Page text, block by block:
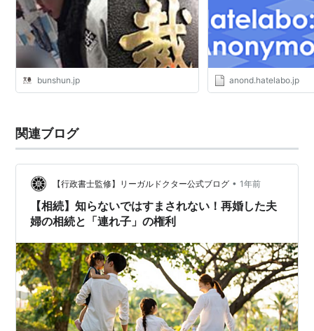
で懲役2年》 | 文春オンライン
bunshun.jp anond.hatelabo.jp
関連ブログ
【行政書士監修】リーガルドクター公式ブログ • 1年前
【相続】知らないではすまされない！再婚した夫
婦の相続と「連れ子」の権利